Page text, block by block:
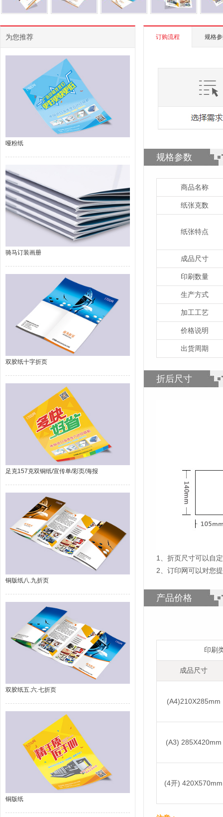
为您推荐
哑粉纸
骑马订装画册
双胶纸十字折页
足克157克双铜纸/宣传单/彩页/海报
铜版纸八.九折页
双胶纸五.六.七折页
铜版纸
订购流程 规格
规格参数
商品名称
纸张克数
纸张特点
成品尺寸
印刷数量
生产方式
加工工艺
价格说明
出货周期
折后尺寸
1
折页尺寸可以自
2、订印网可以对您
产品价格
印刷
成品尺寸
(A4)210X285mm
(A3) 285X420mm
(4开) 420X570mm